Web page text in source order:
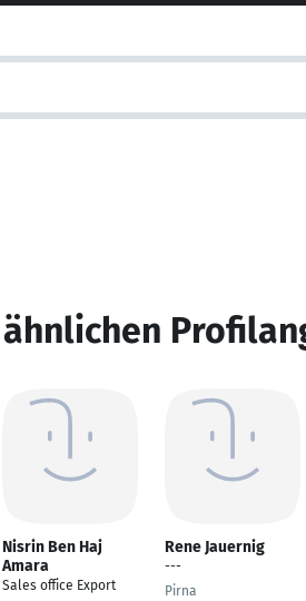
Nisrin Ben Haj
Amara
Sales office Export
Rene Jauernig
---
Pirna